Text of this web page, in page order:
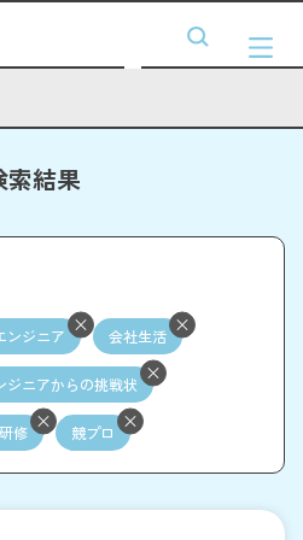
索結果
ンジニア 会社生活
ジニアからの挑戦状
修 競プロ